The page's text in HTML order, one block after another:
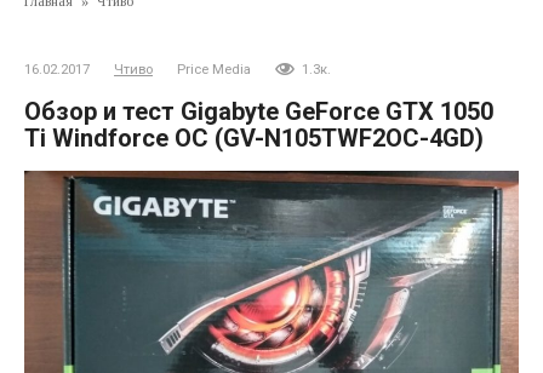
16.02.2017 Чтиво Price Media 1.3к.
Обзор и тест Gigabyte GeForce GTX 1050
Ti Windforce OC (GV-N105TWF2OC-4GD)